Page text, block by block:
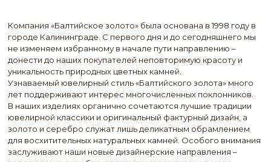
Компания «Балтийское золото» была основана в 1998 году в
городе Калининграде. С первого дня и до сегодняшнего мы
не изменяем избранному в начале пути направлению –
донести до наших покупателей неповторимую красоту и
уникальность природных цветных камней.
Узнаваемый ювелирный стиль «Балтийского золота» много
лет поддерживают интерес многочисленных поклонников.
В наших изделиях органично сочетаются лучшие традиции
ювелирной классики и оригинальный фактурный дизайн, а
золото и серебро служат лишь деликатным обрамлением
для восхитительных натуральных камней. Особого внимания
заслуживают наши новые дизайнерские направления –